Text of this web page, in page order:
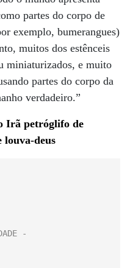
partes do corpo de
exemplo, bumerangues)
muitos dos estênceis
miniaturizados, e muito
partes do corpo da
verdadeiro.”
Irã petróglifo de
deus